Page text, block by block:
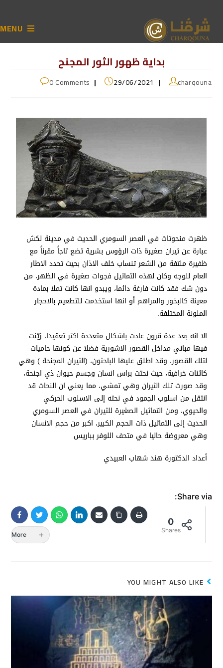
MENU
بداية ظهور الثور المجنح
charqouna
29/06/2021
0 Comments
ظهرت منحوتات في العصر السومري الحديث في مدينة لكش
عبارة عن ثيران صغيرة ذات الرؤوس بشرية تضع تاجاً مقرناً مع
ظفيرة ملتفة من الشعر تنساب خلف الاذان بحيث تحدد الاطار
العام للوجه وكان لهذه التماثيل فجوات صغيرة في الظهر، من
دون شك فقد كانت فارغة دائما، ويبدو انها كانت تملا بمادة
معينة كالبخور والمراهم أو انها استخدمت للتطعيم بالاحجار
الملونة المختلفة.
الا انه بعد عدة قرون عادت باشكال متعددة اكثر تعقيدا، زيّنت
فيها مباني مداخل القصور الاشورية فضلا عن كونها حاميات
لتلك القصور، وقد اطلق عليها الباحثون، (الثيران المجنحة ) وهي
كائنات خرافية، حيث نحتت براس انسان وجسم حيوان ذي اجنحة،
وقد صورت تلك الثيران وهي تمشي، مما يعني ان النحات قد
انتقل من اسلوب الجمود في نحته إلى الاسلوب الحركي
والحيوي، ومن التماثيل الصغيرة للثيران في العصر السومري
الحديث إلى التماثيل ذات الحجم الكبير، اكبر من حجم الانسان
وهي معروضة حاليا في متحف اللوفر بباريس
أعداد الدكتورة هند شهاب العبيدي
Share via:
0
Shares
More
YOU MIGHT ALSO LIKE